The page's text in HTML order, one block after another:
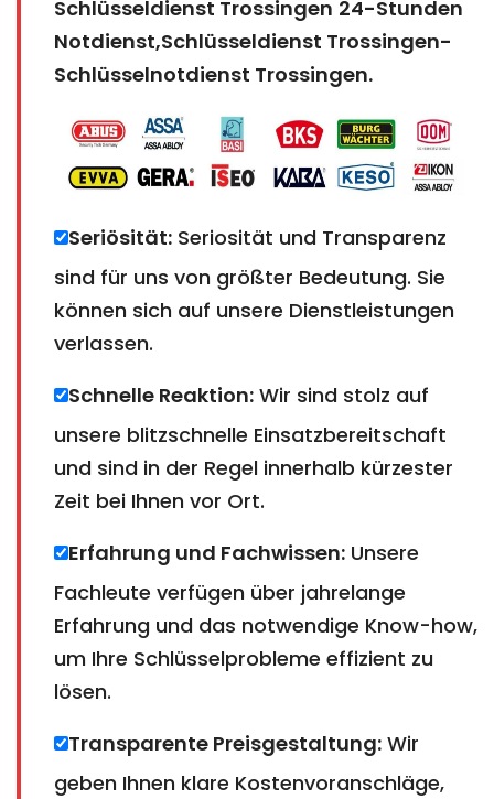
Schlüsseldienst Trossingen 24-Stunden
Notdienst,Schlüsseldienst Trossingen-
Schlüsselnotdienst Trossingen.
Seriösität: Seriosität und Transparenz
sind für uns von größter Bedeutung. Sie
können sich auf unsere Dienstleistungen
verlassen.
Schnelle Reaktion: Wir sind stolz auf
unsere blitzschnelle Einsatzbereitschaft
und sind in der Regel innerhalb kürzester
Zeit bei Ihnen vor Ort.
Erfahrung und Fachwissen: Unsere
Fachleute verfügen über jahrelange
Erfahrung und das notwendige Know-how,
um Ihre Schlüsselprobleme effizient zu
lösen.
Transparente Preisgestaltung: Wir
geben Ihnen klare Kostenvoranschläge,